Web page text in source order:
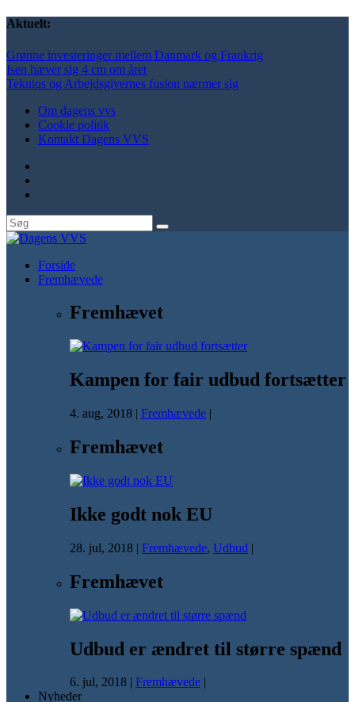
Aktuelt:
Grønne investeringer mellem Danmark og Frankrig
Isen hæver sig 4 cm om året
Tekniqs og Arbejdsgivernes fusion nærmer sig
Om dagens vvs
Cookie politik
Kontakt Dagens VVS
Forside
Fremhævede
Fremhævet
Kampen for fair udbud fortsætter
4. aug, 2018 | Fremhævede |
Fremhævet
Ikke godt nok EU
28. jul, 2018 | Fremhævede, Udbud |
Fremhævet
Udbud er ændret til større spænd
6. jul, 2018 | Fremhævede |
Nyheder